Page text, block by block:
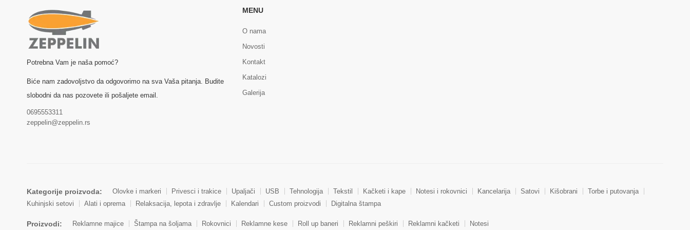
Potrebna Vam je naša pomoć?
Biće nam zadovoljstvo da odgovorimo na sva Vaša pitanja. Budite
slobodni da nas pozovete ili pošaljete email.
0695553311
zeppelin@zeppelin.rs
MENU
O nama
Novosti
Kontakt
Katalozi
Galerija
Kategorije proizvoda: Olovke i markeri Privesci i trakice Upaljači USB Tehnologija Tekstil Kačketi i kape Notesi i rokovnici Kancelarija Satovi Kišobrani
Torbe i putovanja
Kuhinjski setovi
Alati i oprema Relaksacija, lepota i zdravlje Kalendari Custom proizvodi Digitalna štampa
Proizvodi: Reklamne majice Štampa na šoljama Rokovnici Reklamne kese Roll up baneri Reklamni peškiri Reklamni kačketi Notesi